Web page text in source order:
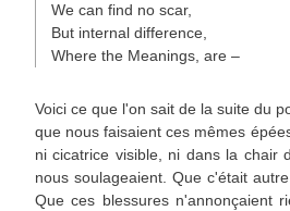
We can find no scar,
But internal difference,
Where the Meanings, are –
Voici ce que l'on sait de la suite du
que nous faisaient ces mêmes
ni cicatrice visible, ni dans la chair
nous soulageaient. Que c'était
Que ces blessures n'annonçaient